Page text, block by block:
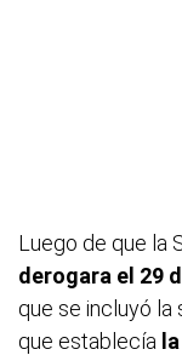
Luego de que la
derogara el 29
que se incluyó la
que establecía